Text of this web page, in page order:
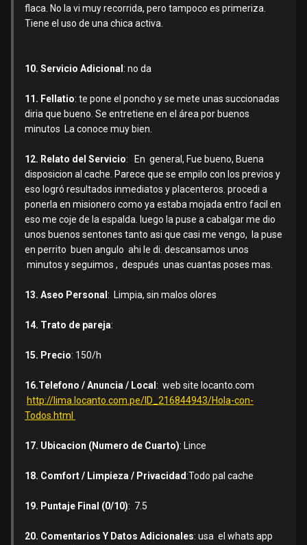
flaca. No la vi muy recorrida, pero tampoco es primeriza.
Tiene el uso de una chica activa.
10. Servicio Adicional : no da
11. Fellatio: te pone el poncho y se mete unas succionadas
diria que bueno. Se entretiene en el área por buenos
minutos La conoce muy bien.
12. Relato del Servicio: En general, Fue bueno, Buena
disposicion al cache. Parece que se empilo con los previos y
eso logró resultados inmediatos y placenteros. procedi a
ponerla en misionero como ya estaba mojada entro facil en
eso me coje de la espalda. luego la puse a cabalgar me dio
unos buenos sentones tanto asi que casi me vengo, la puse
en perrito buen angulo ahi le di. descansamos unos
minutos y seguimos , después unas cuantas poses mas.
13. Aseo Personal : Limpia, sin malos olores
14. Trato de pareja:
15. Precio: 150/h
16.Telefono / Anuncia / Local : web site locanto.com
http://lima.locanto.com.pe/ID_216844943/Hola-con-
Todos.html
17. Ubicacion (Numero de Cuarto): Lince
18. Comfort / Limpieza / Privacidad:Todo pal cache
19. Puntaje Final (0/10): 7.5
20. Comentarios Y Datos Adicionales: usa el whats app